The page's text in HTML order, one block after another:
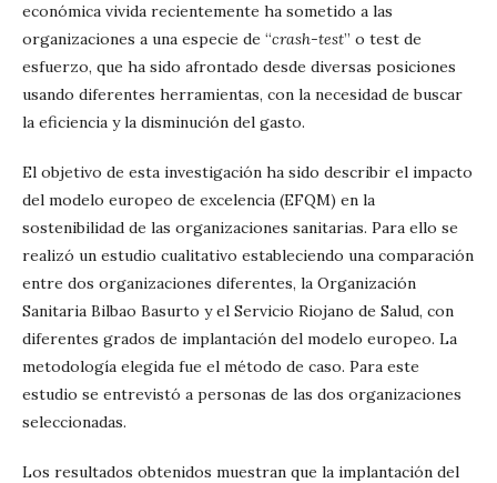
económica vivida recientemente ha sometido a las
organizaciones a una especie de “crash-test” o test de
esfuerzo, que ha sido afrontado desde diversas posiciones
usando diferentes herramientas, con la necesidad de buscar
la eficiencia y la disminución del gasto.
El objetivo de esta investigación ha sido describir el impacto
del modelo europeo de excelencia (EFQM) en la
sostenibilidad de las organizaciones sanitarias. Para ello se
realizó un estudio cualitativo estableciendo una comparación
entre dos organizaciones diferentes, la Organización
Sanitaria Bilbao Basurto y el Servicio Riojano de Salud, con
diferentes grados de implantación del modelo europeo. La
metodología elegida fue el método de caso. Para este
estudio se entrevistó a personas de las dos organizaciones
seleccionadas.
Los resultados obtenidos muestran que la implantación del